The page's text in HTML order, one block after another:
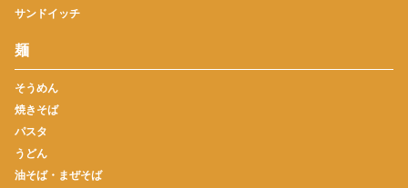
サンドイッチ
麺
そうめん
焼きそば
パスタ
うどん
油そば・まぜそば